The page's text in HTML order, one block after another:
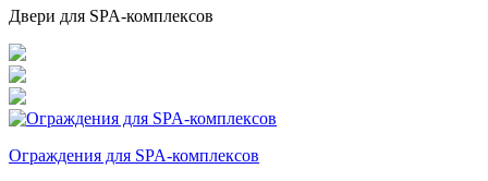
Двери для SPA-комплексов
Ограждения для SPA-комплексов